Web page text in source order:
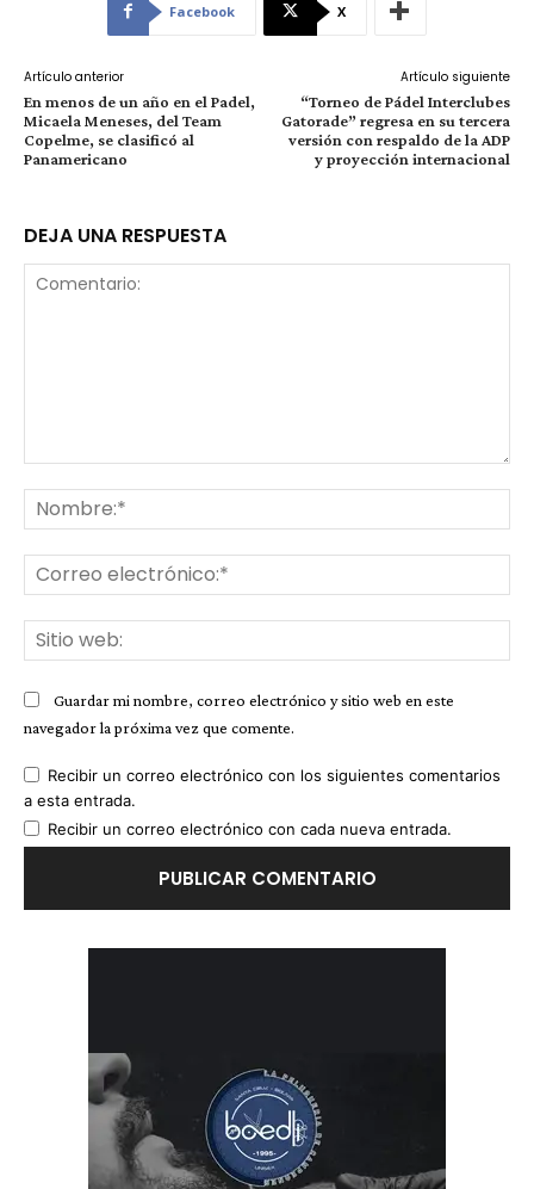
Facebook X
Artículo anterior
En menos de un año en el Padel,
Micaela Meneses, del Team
Copelme, se clasificó al
Panamericano
Artículo siguiente
“Torneo de Pádel Interclubes
Gatorade” regresa en su tercera
versión con respaldo de la ADP
y proyección internacional
DEJA UNA RESPUESTA
Guardar mi nombre, correo electrónico y sitio web en este
navegador la próxima vez que comente.
Recibir un correo electrónico con los siguientes comentarios
a esta entrada.
Recibir un correo electrónico con cada nueva entrada.